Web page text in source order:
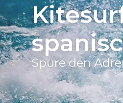
Spüre den